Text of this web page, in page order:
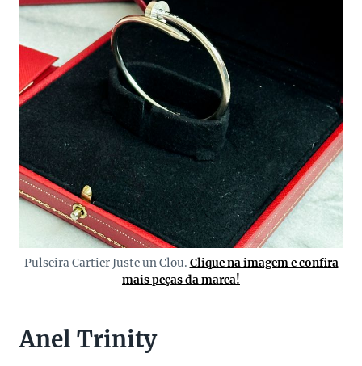
Pulseira Cartier Juste un Clou. Clique na imagem e confira
mais peças da marca!
Anel Trinity